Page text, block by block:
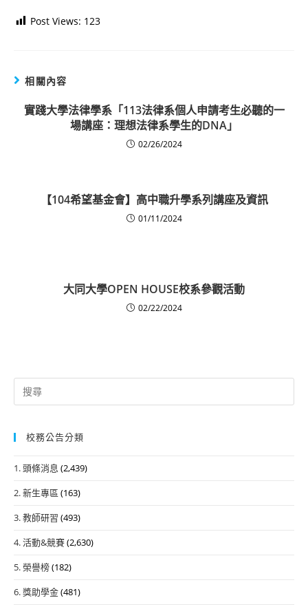
Post Views: 123
相關內容
實踐大學法律學系「113法律系個人申請考生必聽的一
場講座：理想法律系學生的DNA」
02/26/2024
【104希望基金會】高中職升學系列講座及資訊
01/11/2024
大同大學OPEN HOUSE校系參觀活動
02/22/2024
Search
for:
校務公告分類
1. 頭條消息 (2,439)
2. 新生專區 (163)
3. 教師研習 (493)
4. 活動&競賽(2,630)
5. 榮譽榜(182)
6. 獎助學金(481)